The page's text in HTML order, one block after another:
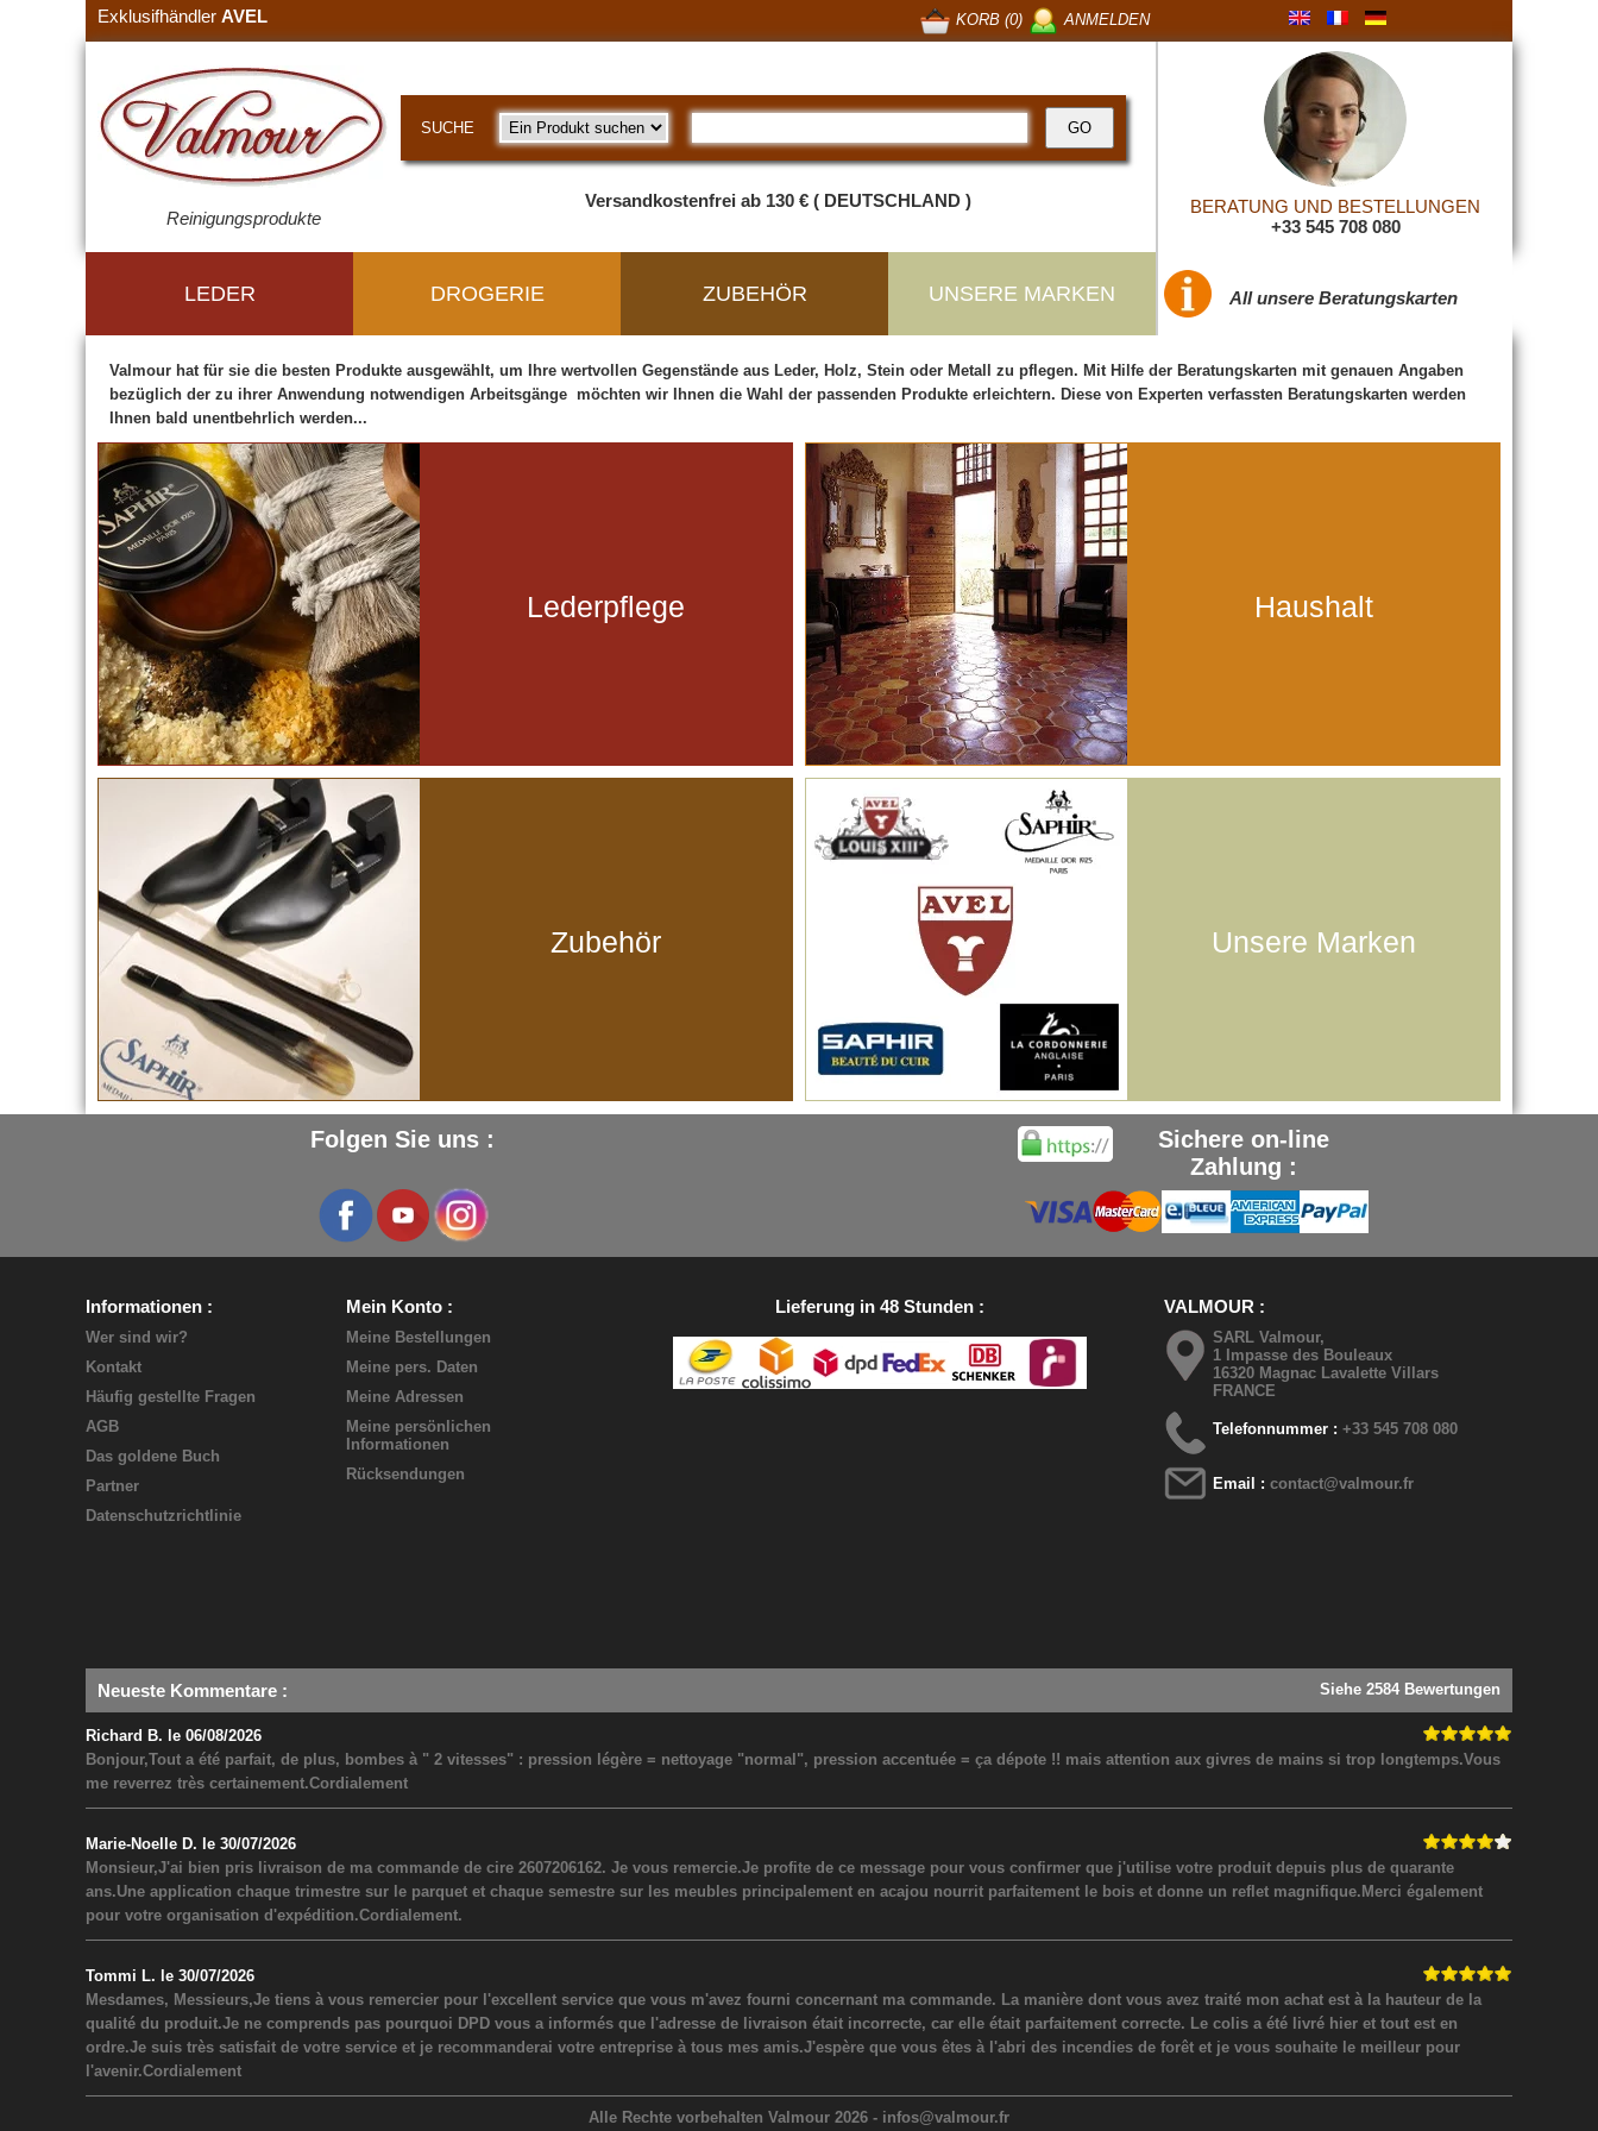
Exklusifhändler AVEL ANMELDEN
KORB (0)
Reinigungsprodukte
SUCHE
Versandkostenfrei ab 130 € ( DEUTSCHLAND )
BERATUNG UND BESTELLUNGEN
+33 545 708 080
LEDER DROGERIE ZUBEHÖR UNSERE MARKEN All unsere Beratungskarten
Valmour hat für sie die besten Produkte ausgewählt, um Ihre wertvollen Gegenstände aus Leder, Holz, Stein oder Metall zu pflegen. Mit Hilfe der Beratungskarten mit genauen Angaben
bezüglich der zu ihrer Anwendung notwendigen Arbeitsgänge möchten wir Ihnen die Wahl der passenden Produkte erleichtern. Diese von Experten verfassten Beratungskarten werden
Ihnen bald unentbehrlich werden...
Lederpflege Haushalt
Zubehör Unsere Marken
Folgen Sie uns :
Sichere on-line
Zahlung :
Informationen
Wer sind wir?
Kontakt
Häufig gestellte Fragen
AGB
Das goldene Buch
Partner
Datenschutzrichtlinie
Mein Konto
Meine Bestellungen
Meine pers. Daten
Meine Adressen
Meine persönlichen
Informationen
Rücksendungen
Lieferung in 48 Stunden VALMOUR
SARL Valmour,
1 Impasse des Bouleaux
16320 Magnac Lavalette Villars
FRANCE
Telefonnummer :+33 545 708 080
Email :contact@valmour.fr
Neueste Kommentare : Siehe 2584 Bewertungen
Richard B. le 06/08/2026
Bonjour,Tout a été parfait, de plus, bombes à " 2 vitesses" : pression légère = nettoyage "normal", pression accentuée = ça dépote !! mais attention aux givres de mains si trop longtemps.Vous
me reverrez très certainement.Cordialement
Marie-Noelle D. le 30/07/2026
Monsieur,J'ai bien pris livraison de ma commande de cire 2607206162. Je vous remercie.Je profite de ce message pour vous confirmer que j'utilise votre produit depuis plus de quarante
ans.Une application chaque trimestre sur le parquet et chaque semestre sur les meubles principalement en acajou nourrit parfaitement le bois et donne un reflet magnifique.Merci également
pour votre organisation d'expédition.Cordialement.
Tommi L. le 30/07/2026
Mesdames, Messieurs,Je tiens à vous remercier pour l'excellent service que vous m'avez fourni concernant ma commande. La manière dont vous avez traité mon achat est à la hauteur de la
qualité du produit.Je ne comprends pas pourquoi DPD vous a informés que l'adresse de livraison était incorrecte, car elle était parfaitement correcte. Le colis a été livré hier et tout est en
ordre.Je suis très satisfait de votre service et je recommanderai votre entreprise à tous mes amis.J'espère que vous êtes à l'abri des incendies de forêt et je vous souhaite le meilleur pour
l'avenir.Cordialement
Alle Rechte vorbehalten Valmour 2026 - infos@valmour.fr